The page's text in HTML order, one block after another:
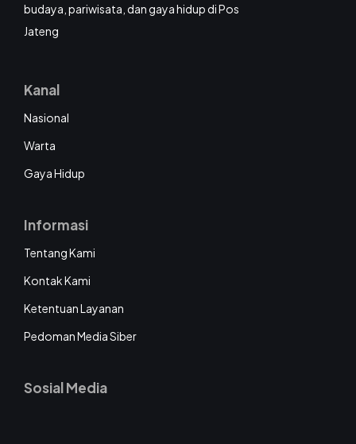
budaya, pariwisata, dan gaya hidup di Pos
Jateng
Kanal
Nasional
Warta
Gaya Hidup
Informasi
Tentang Kami
Kontak Kami
Ketentuan Layanan
Pedoman Media Siber
Sosial Media